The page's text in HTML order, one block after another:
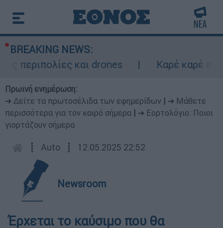
BREAKING NEWS:
περιπολίες και drones
Καρέ καρέ
Πρωινή ενημέρωση:
➔ Δείτε τα πρωτοσέλιδα των εφημερίδων
➔ Μάθετε
περισσότερα για τον καιρό σήμερα
➔ Εορτολόγιο: Ποιοι
γιορτάζουν σήμερα
┋ Auto ┋ 12.05.2025 22:52
Newsroom
Έρχεται το καύσιμο που θα